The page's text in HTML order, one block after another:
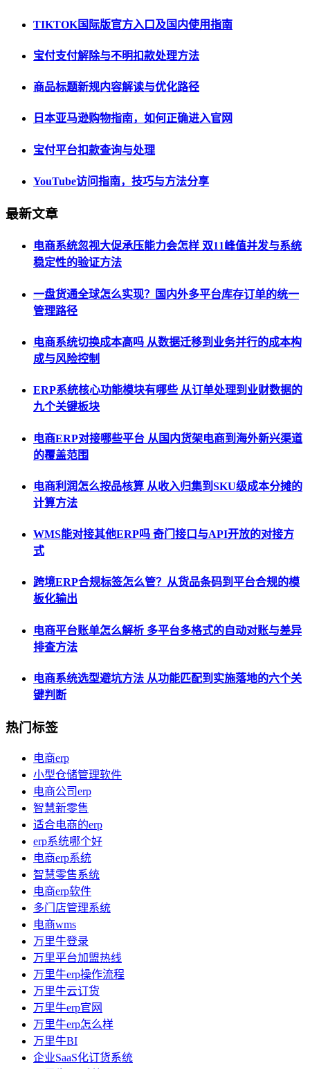
TIKTOK国际版官方入口及国内使用指南
宝付支付解除与不明扣款处理方法
商品标题新规内容解读与优化路径
日本亚马逊购物指南，如何正确进入官网
宝付平台扣款查询与处理
YouTube访问指南，技巧与方法分享
最新文章
电商系统忽视大促承压能力会怎样 双11峰值并发与系统
稳定性的验证方法
一盘货通全球怎么实现？国内外多平台库存订单的统一
管理路径
电商系统切换成本高吗 从数据迁移到业务并行的成本构
成与风险控制
ERP系统核心功能模块有哪些 从订单处理到业财数据的
九个关键板块
电商ERP对接哪些平台 从国内货架电商到海外新兴渠道
的覆盖范围
电商利润怎么按品核算 从收入归集到SKU级成本分摊的
计算方法
WMS能对接其他ERP吗 奇门接口与API开放的对接方
式
跨境ERP合规标签怎么管？从货品条码到平台合规的模
板化输出
电商平台账单怎么解析 多平台多格式的自动对账与差异
排查方法
电商系统选型避坑方法 从功能匹配到实施落地的六个关
键判断
热门标签
电商erp
小型仓储管理软件
电商公司erp
智慧新零售
适合电商的erp
erp系统哪个好
电商erp系统
智慧零售系统
电商erp软件
多门店管理系统
电商wms
万里牛登录
万里平台加盟热线
万里牛erp操作流程
万里牛云订货
万里牛erp官网
万里牛erp怎么样
万里牛BI
企业SaaS化订货系统